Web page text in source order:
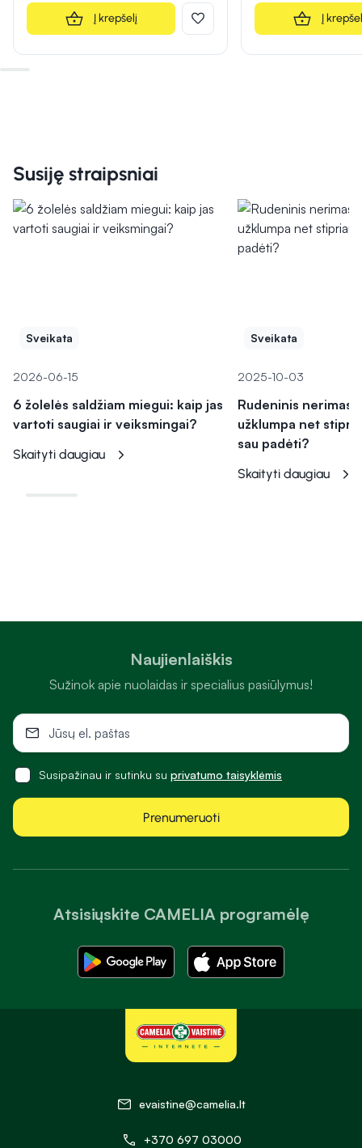
Į krepšelį Į
Susiję straipsniai
Sveikata
2026-06-15
6 žolelės saldžiam miegui: kaip jas
vartoti saugiai ir veiksmingai?
Skaityti daugiau
Sveikata
2025-10-03
Rudeninis nerimas:
užklumpa net
sau padėti?
Skaityti daugiau
Atsisiųskite CAMELIA programėlę
Naujienlaiškis
Sužinok apie nuolaidas ir specialius pasiūlymus!
Susipažinau ir sutinku su privatumo taisyklėmis
Prenumeruoti
evaistine@camelia.lt
+370 697 03000